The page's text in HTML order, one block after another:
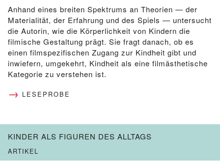
Anhand eines breiten Spektrums an Theorien — der
Materialität, der Erfahrung und des Spiels — untersucht
die Autorin, wie die Körperlichkeit von Kindern die
filmische Gestaltung prägt. Sie fragt danach, ob es
einen filmspezifischen Zugang zur Kindheit gibt und
inwiefern, umgekehrt, Kindheit als eine filmästhetische
Kategorie zu verstehen ist.
LESEPROBE
KINDER ALS FIGUREN DES ALLTAGS
ARTIKEL